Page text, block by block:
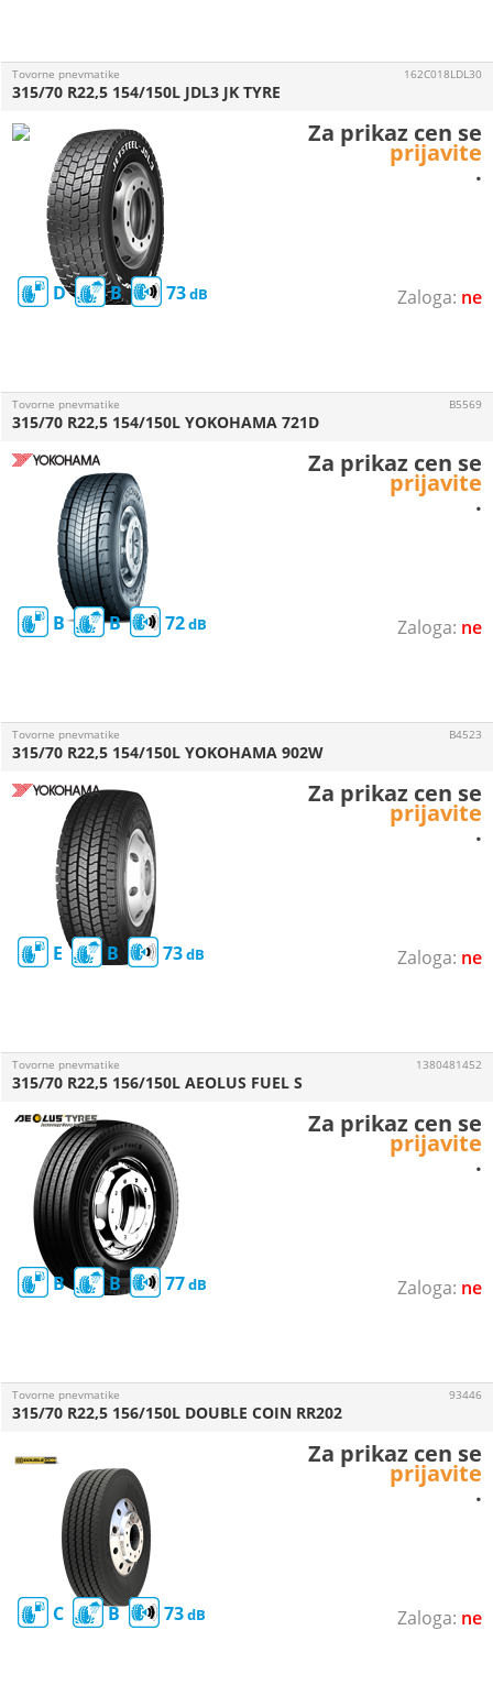
ne
Tovorne pnevmatike
D B 73
315/70 R22,5 154/150L JDL3 JK TYRE
162C018LDL30
Za prikaz cen se
prijavite
.
ne
Tovorne pnevmatike
B B 72
315/70 R22,5 154/150L YOKOHAMA 721D
B5569
Za prikaz cen se
prijavite
.
ne
Tovorne pnevmatike
E B 73
315/70 R22,5 154/150L YOKOHAMA 902W
B4523
Za prikaz cen se
prijavite
.
ne
Tovorne pnevmatike
B B 77
315/70 R22,5 156/150L AEOLUS FUEL S
1380481452
Za prikaz cen se
prijavite
.
ne
Tovorne pnevmatike
C B 73
315/70 R22,5 156/150L DOUBLE COIN RR202
93446
Za prikaz cen se
prijavite
.